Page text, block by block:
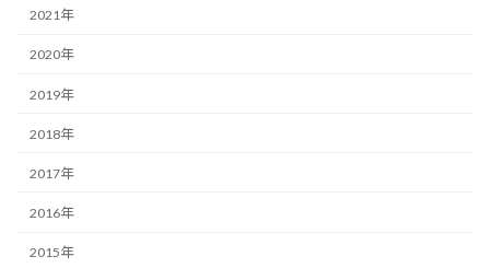
2021年
2020年
2019年
2018年
2017年
2016年
2015年